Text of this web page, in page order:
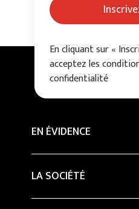
En cliquant sur «
acceptez les
confidentialité
EN ÉVIDENCE
Prix
LA SOCIÉTÉ